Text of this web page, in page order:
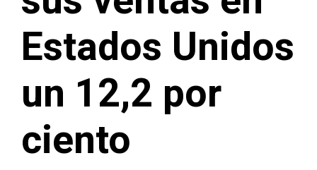
Estados Unidos
un 12,2 por
ciento